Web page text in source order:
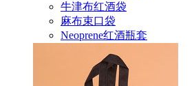
牛津布红酒袋
麻布束口袋
Neoprene红酒瓶套